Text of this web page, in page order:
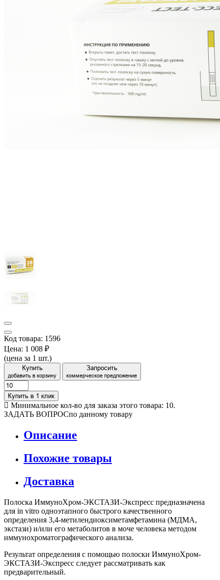
Код товара: 1596
Цена: 1 008 ₽
(цена за 1 шт.)
Купить
добавить в корзину
Запросить
коммерческое предложение
Купить в 1 клик
Минимальное кол-во для заказа этого товара: 10.
ЗАДАТЬ ВОПРОСпо данному товару
Описание
Похожие товары
Доставка
Полоска ИммуноХром-ЭКСТАЗИ-Экспресс предназначена
для in vitro одноэтапного быстрого качественного
определения 3,4-метилендиоксиметамфетамина (МДМА,
экстази) и/или его метаболитов в моче человека методом
иммунохроматографического анализа.
Результат определения с помощью полоски ИммуноХром-
ЭКСТАЗИ-Экспресс следует рассматривать как
предварительный.